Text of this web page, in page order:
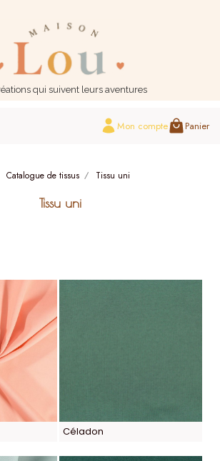
qui suivent leurs aventures
Mon compte Panier
Catalogue de tissus Tissu uni
Tissu uni
Céladon